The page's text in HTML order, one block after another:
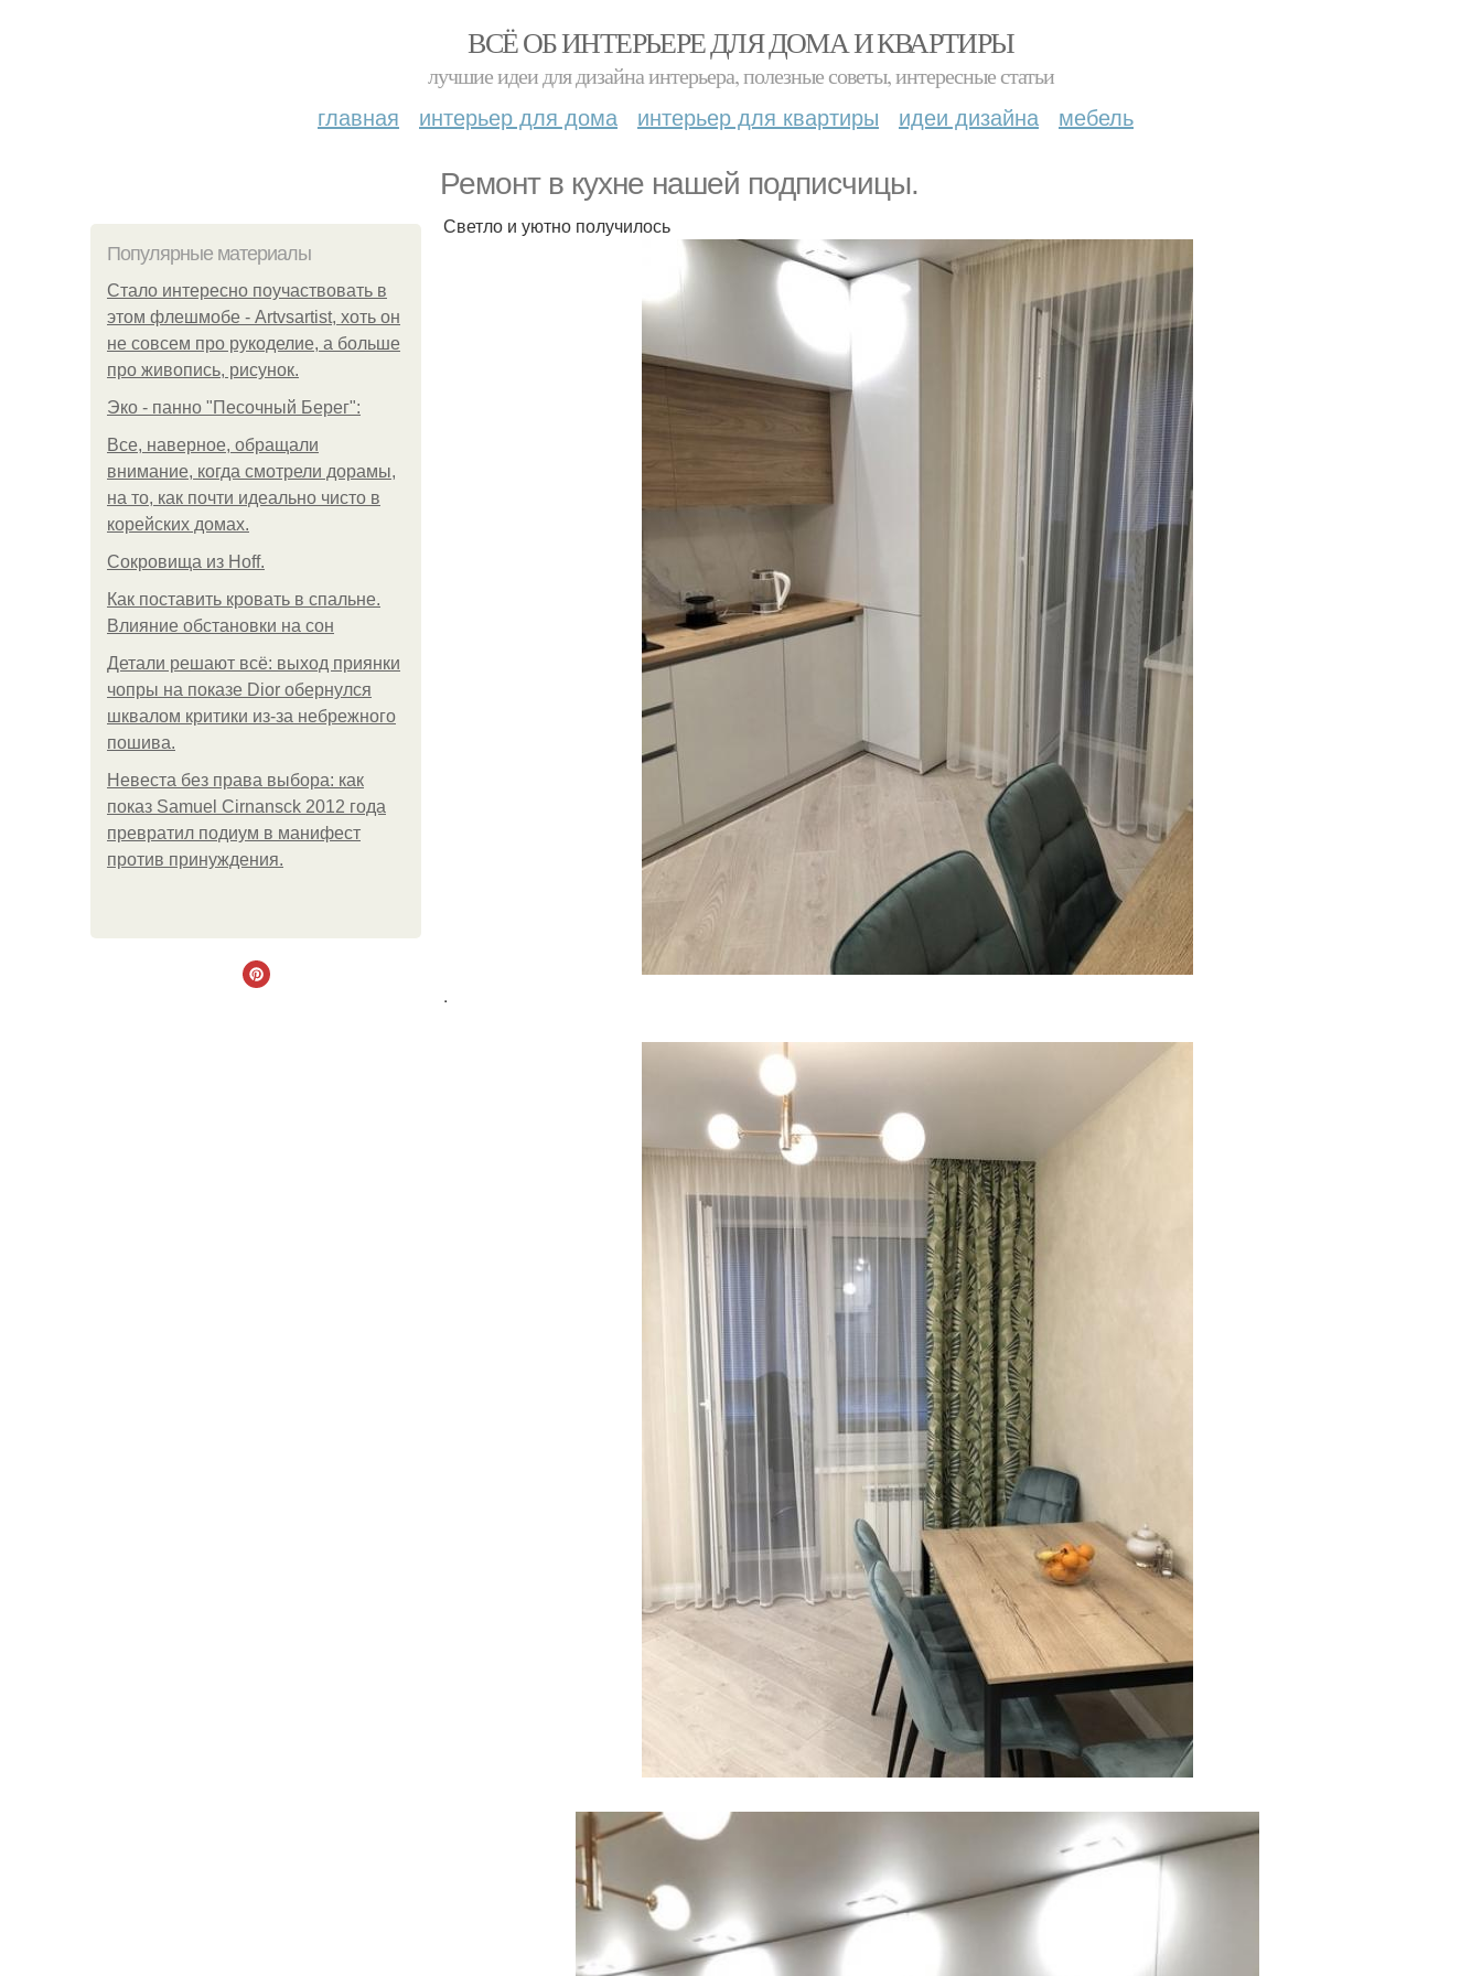
ВСЁ ОБ ИНТЕРЬЕРЕ ДЛЯ ДОМА И КВАРТИРЫ
лучшие идеи для дизайна интерьера, полезные советы, интересные статьи
главная интерьер для дома интерьер для квартиры идеи дизайна мебель
Ремонт в кухне нашей подписчицы.
Популярные материалы
Стало интересно поучаствовать в
этом флешмобе - Artvsartist, хоть он
не совсем про рукоделие, а больше
про живопись, рисунок.
Эко - панно "Песочный Берег":
Все, наверное, обращали
внимание, когда смотрели дорамы,
на то, как почти идеально чисто в
корейских домах.
Сокровища из Hoff.
Как поставить кровать в спальне.
Влияние обстановки на сон
Детали решают всё: выход приянки
чопры на показе Dior обернулся
шквалом критики из-за небрежного
пошива.
Невеста без права выбора: как
показ Samuel Cirnansck 2012 года
превратил подиум в манифест
против принуждения.
Светло и уютно получилось
.